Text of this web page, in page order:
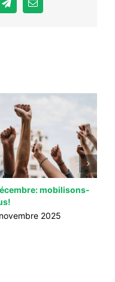
TelegramEmail
mobilisons-
2025